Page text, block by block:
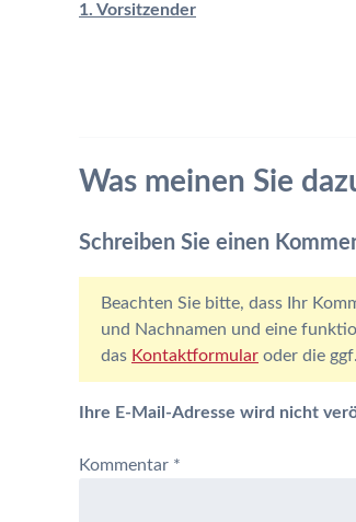
1. Vorsitzender
Was meinen Sie
Schreiben Sie einen
Beachten Sie bitte, dass Ihr
und Nachnamen und eine
das Kontaktformular oder die
Ihre E-Mail-Adresse wird nicht
Kommentar *